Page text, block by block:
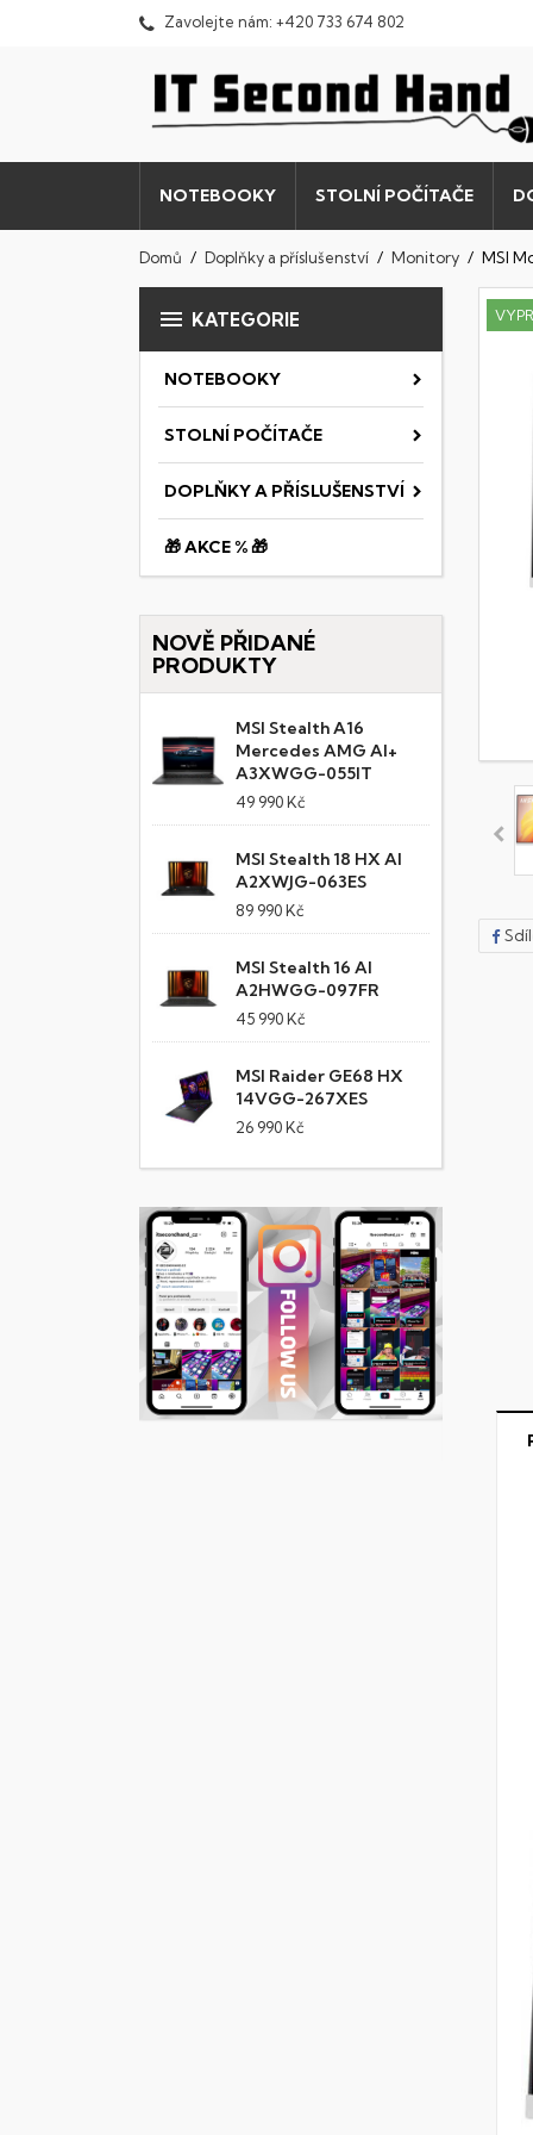
Zavolejte nám: +420 733 674 802
NOTEBOOKY STOLNÍ POČÍTAČE
Domů Doplňky a příslušenství Monitory MSI
 KATEGORIE
NOTEBOOKY
STOLNÍ POČÍTAČE
DOPLŇKY A PŘÍSLUŠENSTVÍ
🎁 AKCE % 🎁
NOVĚ PŘIDANÉ
PRODUKTY
MSI Stealth A16
Mercedes AMG AI+
A3XWGG-055IT
49 990 Kč
MSI Stealth 18 HX AI
A2XWJG-063ES
89 990 Kč
MSI Stealth 16 AI
A2HWGG-097FR
45 990 Kč
MSI Raider GE68 HX
14VGG-267XES
26 990 Kč